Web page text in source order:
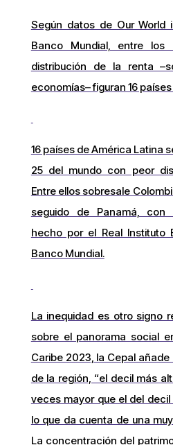
Según datos de Our World
Banco Mundial, entre
distribución de la renta
economías– figuran 16
16 países de América Latina
25 del mundo con peor
Entre ellos sobresale
seguido de Panamá, con
hecho por el Real Instituto
Banco Mundial.
La inequidad es otro signo
sobre el panorama social
Caribe 2023, la Cepal añade
de la región, “el decil más
veces mayor que el del
lo que da cuenta de una
La concentración del